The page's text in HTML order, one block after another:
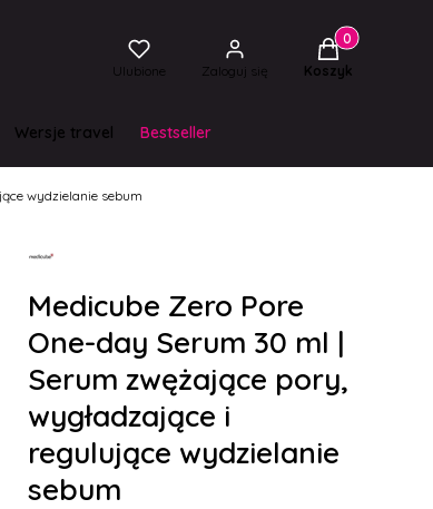
Ulubione Zaloguj się
Produkty w
Koszyk
Wersje travel Bestseller
wydzielanie sebum
Medicube Zero Pore
One-day Serum 30 ml |
Serum zwężające pory,
wygładzające i
regulujące wydzielanie
sebum